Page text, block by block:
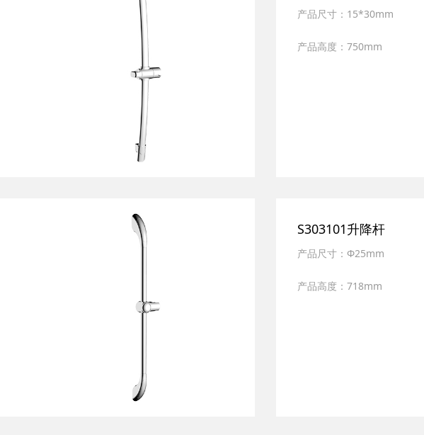
产品尺寸：15*30mm
产品高度：750mm
S303101升降杆
产品尺寸：Φ25mm
产品高度：718mm